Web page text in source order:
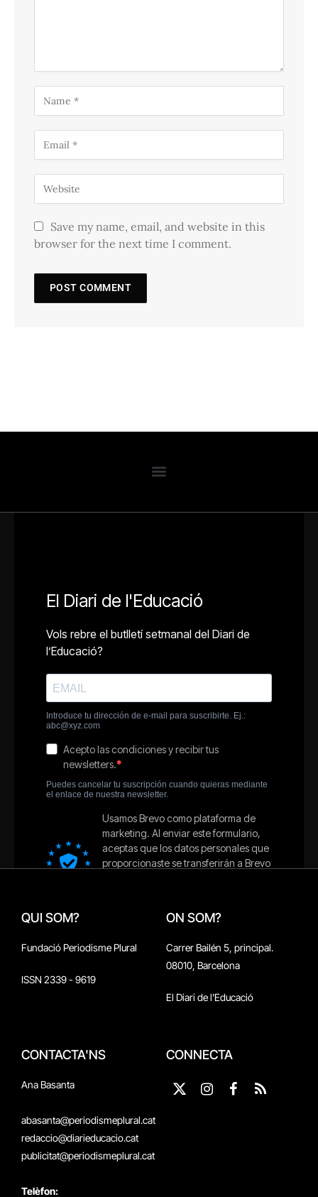
Save my name, email, and website in this
browser for the next time I comment.
QUI SOM?
Fundació Periodisme Plural
ISSN 2339 - 9619
ON SOM?
Carrer Bailén 5, principal.
08010, Barcelona
El Diari de l'Educació
CONTACTA'NS
Ana Basanta
abasanta@periodismeplural.cat
redaccio@diarieducacio.cat
publicitat@periodismeplural.cat
Telèfon:
CONNECTA
X
Instagram
Facebook
RSS